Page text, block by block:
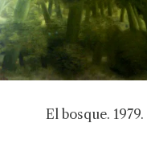
El bosque.